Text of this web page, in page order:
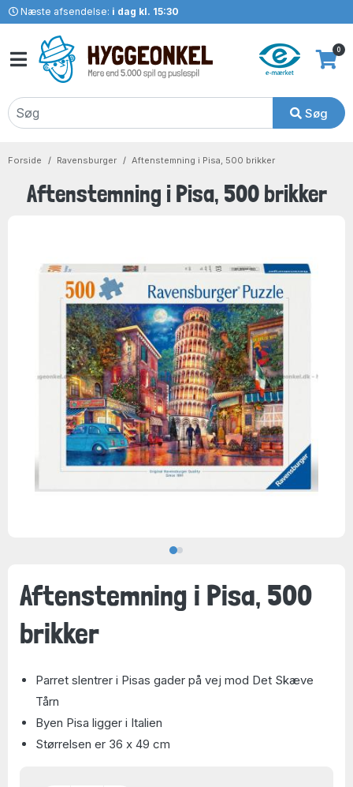
Næste afsendelse: i dag kl. 15:30
Søg
0
Forside Ravensburger Aftenstemning i Pisa, 500 brikker
Aftenstemning i Pisa, 500 brikker
Aftenstemning i Pisa, 500
brikker
Parret slentrer i Pisas gader på vej mod Det Skæve
Tårn
Byen Pisa ligger i Italien
Størrelsen er 36 x 49 cm